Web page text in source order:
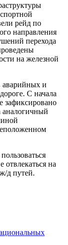
рейд по
направления
перехода
на железной
аварийных и
С начала
зафиксировано
аналогичный
на
д путей.